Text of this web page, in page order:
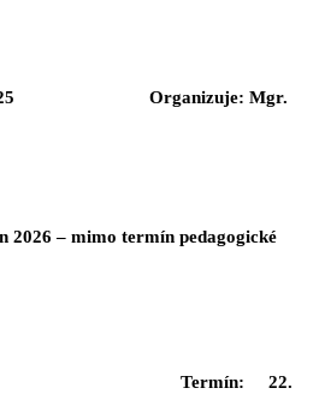
2025 Organizuje: Mgr.
2026 – mimo termín pedagogické
den Termín: 22.